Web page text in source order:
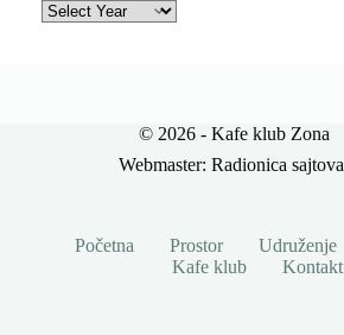
Archives
© 2026 - Kafe klub Zona
Webmaster:Radionica sajtova
Početna Prostor Udruženje
Kafe klub
Kontakt